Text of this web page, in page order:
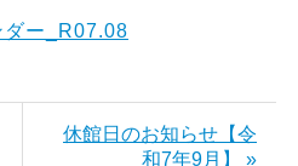
ダー_R07.08
休館日のお知らせ【令
和7年9月】 »